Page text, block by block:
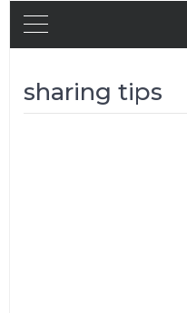
sharing tips